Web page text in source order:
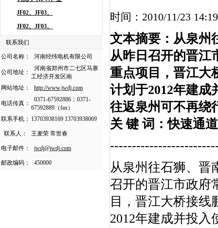
联系我们
公司名称： 河南经纬电机有限公司
公司地址：
河南省郑州市二七区马寨
工经济开发区南
网站地址：
http://www.jwdj.com
电话传真：
0371-67592886；0371-
67592889（fax）
联系手机： 13703938169 13703938069
联系人： 王麦荣 常世春
电子邮件： jwdj@jwdj.com
邮政编码： 450000
时间：2010/11/23
文本摘要：从泉州
从昨日召开的晋江
重点项目，晋江大
计划于2012年建
往返泉州可不再绕
关 键 词：快速通道
从泉州往石狮、晋
召开的晋江市政府
目，晋江大桥接线
2012年建成并投